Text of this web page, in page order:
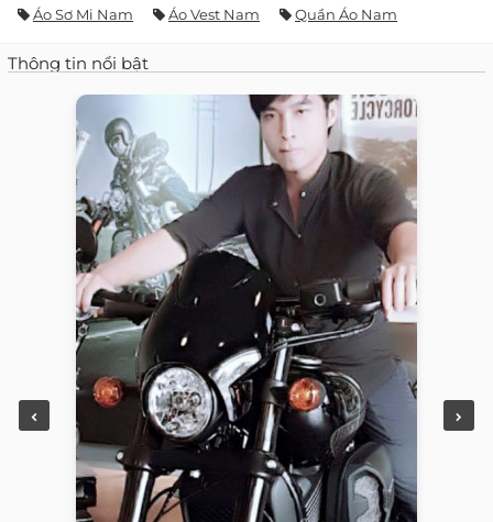
Áo Sơ Mi Nam Áo Vest Nam Quần Áo Nam
Thông tin nổi bật